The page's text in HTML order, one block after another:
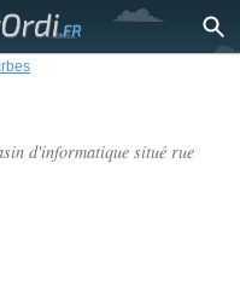
d'informatique situé rue